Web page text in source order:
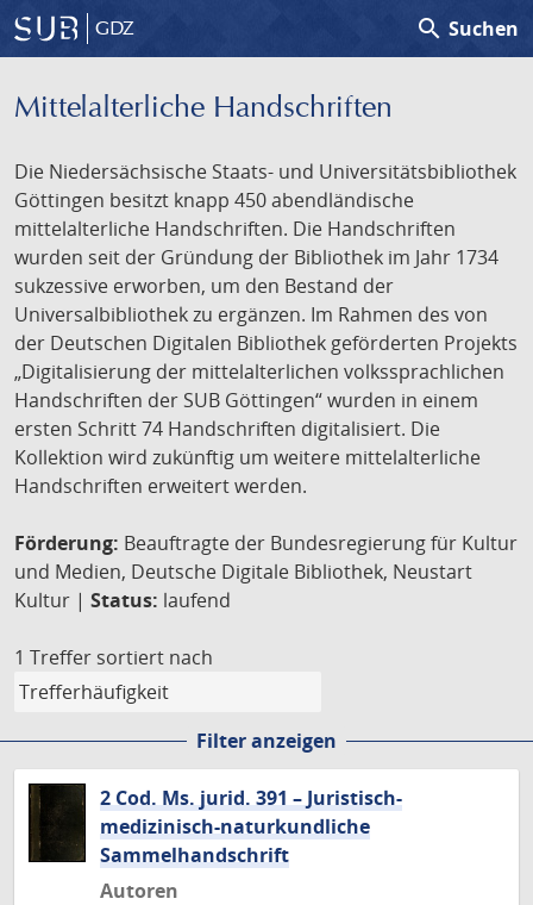
GDZ search Suchen
Mittelalterliche Handschriften
Die Niedersächsische Staats- und Universitätsbibliothek
Göttingen besitzt knapp 450 abendländische
mittelalterliche Handschriften. Die Handschriften
wurden seit der Gründung der Bibliothek im Jahr 1734
sukzessive erworben, um den Bestand der
Universalbibliothek zu ergänzen. Im Rahmen des von
der Deutschen Digitalen Bibliothek geförderten Projekts
„Digitalisierung der mittelalterlichen volkssprachlichen
Handschriften der SUB Göttingen“ wurden in einem
ersten Schritt 74 Handschriften digitalisiert. Die
Kollektion wird zukünftig um weitere mittelalterliche
Handschriften erweitert werden.
Förderung: Beauftragte der Bundesregierung für Kultur
und Medien, Deutsche Digitale Bibliothek, Neustart
Kultur | Status: laufend
1 Treffer sortiert nach
Filter anzeigen
2 Cod. Ms. jurid. 391 – Juristisch-
medizinisch-naturkundliche
Sammelhandschrift
Autoren